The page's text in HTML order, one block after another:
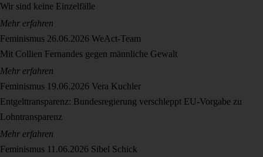
Wir sind keine Einzelfälle
Mehr erfahren
Feminismus 26.06.2026 WeAct-Team
Mit Collien Fernandes gegen männliche Gewalt
Mehr erfahren
Feminismus 19.06.2026 Vera Kuchler
Entgelttransparenz: Bundesregierung verschleppt EU-Vorgabe zu
Lohntransparenz
Mehr erfahren
Feminismus 11.06.2026 Sibel Schick